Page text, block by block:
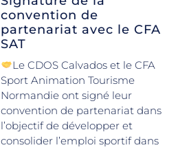
convention de
partenariat avec le CFA
SAT
Le CDOS Calvados et le CFA
Sport Animation Tourisme
Normandie ont signé leur
convention de partenariat dans
l’objectif de développer et
consolider l’emploi sportif dans